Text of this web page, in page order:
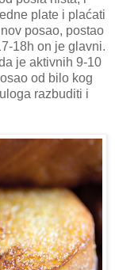
plate i plaćati
posao, postao
18h on je glavni.
je aktivnih 9-10
od bilo kog
razbuditi i